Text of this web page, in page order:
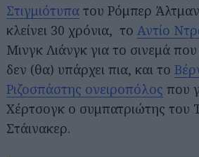
Στιγμιότυπα του Ρόμπερ
κλείνει 30 χρόνια, το Αντίο
Μινγκ Λιάνγκ για το σινεμά
δεν (θα) υπάρχει πια, και το
Ριζοσπάστης ονειροπόλος που
Χέρτσογκ ο συμπατριώτης του
Στάινακερ.